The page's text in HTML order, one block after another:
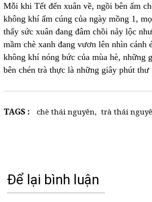
Mỗi khi Tết đến xuân về, ngồi bên ấm
không khí ấm cúng của ngày mồng 1,
thấy sức xuân đang đâm chồi nảy lộc
mầm chè xanh đang vươn lên nhìn cánh
không khí nóng bức của mùa hè, những
bên chén trà thực là những giây phút thư
TAGS : chè thái nguyên, trà thái
Để lại bình luận